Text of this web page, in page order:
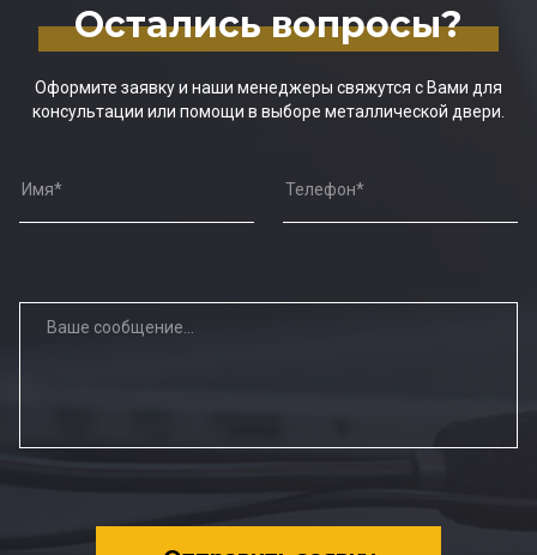
Остались вопросы?
Оформите заявку и наши менеджеры свяжутся с Вами для
консультации или помощи в выборе металлической двери.